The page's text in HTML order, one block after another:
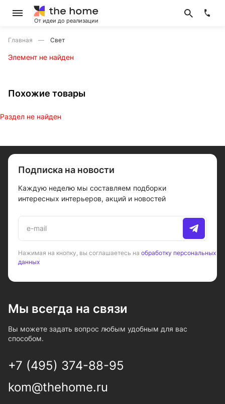
От идеи до реализации
Главная Свет
Элемент не найден
Похожие товары
Раздел не найден
Подписка на новости
Каждую неделю мы составляем подборки
интересных интерьеров, акций и новостей
Нажимая на кнопку, вы соглашаетесь на обработку персональных
данных
Мы всегда на связи
Вы можете задать вопрос любым удобным для вас
способом.
+7 (495) 374-88-95
kom@thehome.ru